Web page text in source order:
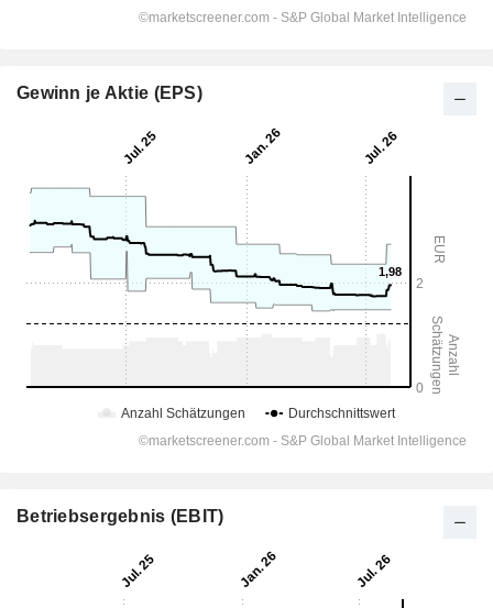
Gewinn je Aktie (EPS)
Betriebsergebnis (EBIT)